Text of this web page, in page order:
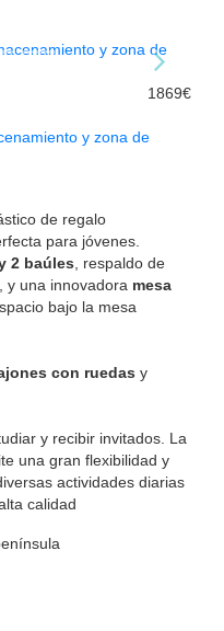
1869€
y zona de
de regalo
para jóvenes.
2 baúles , respaldo de
, y una innovadora mesa
bajo la mesa
con ruedas y
y recibir invitados. La
una gran flexibilidad y
actividades diarias
calidad